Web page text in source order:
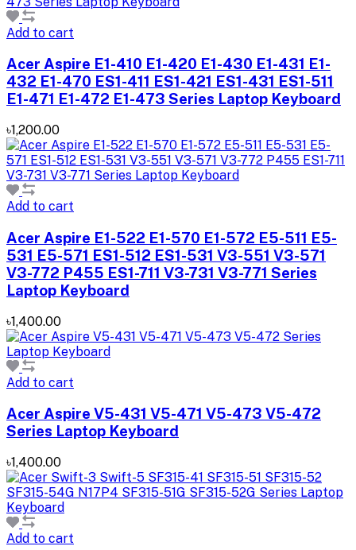
Add to cart
Acer Aspire E1-410 E1-420 E1-430 E1-431 E1-
432 E1-470 ES1-411 ES1-421 ES1-431 ES1-511
E1-471 E1-472 E1-473 Series Laptop Keyboard
৳1,200.00
Add to cart
Acer Aspire E1-522 E1-570 E1-572 E5-511 E5-
531 E5-571 ES1-512 ES1-531 V3-551 V3-571
V3-772 P455 ES1-711 V3-731 V3-771 ‍Series
Laptop Keyboard
৳1,400.00
Add to cart
Acer Aspire V5-431 V5-471 V5-473 V5-472
Series Laptop Keyboard
৳1,400.00
Add to cart